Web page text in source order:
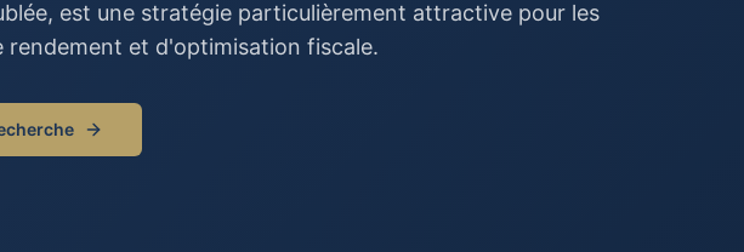
est une stratégie particulièrement attractive pour les
rendement et d'optimisation fiscale.